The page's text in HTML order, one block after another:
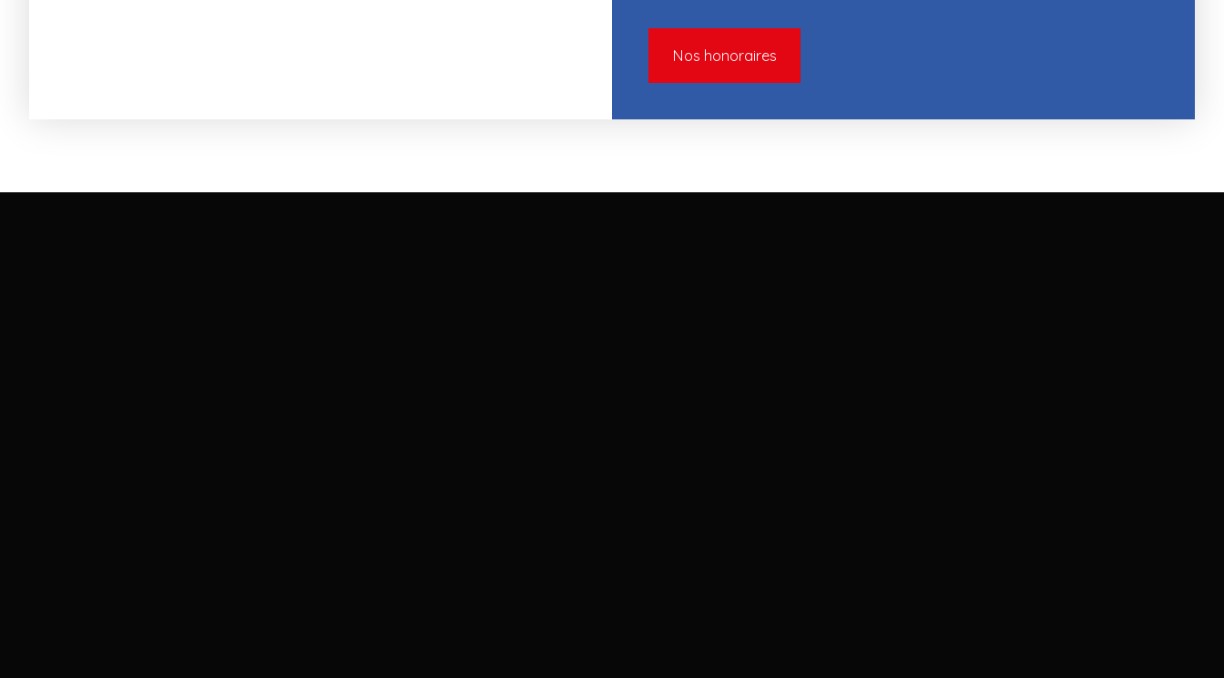
Nos honoraires